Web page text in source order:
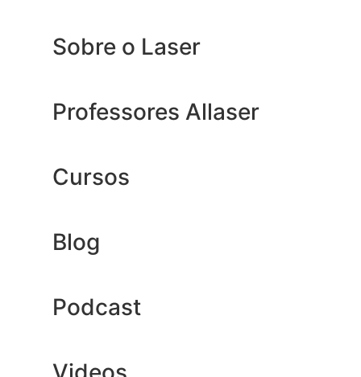
Sobre o Laser
Professores Allaser
Cursos
Blog
Podcast